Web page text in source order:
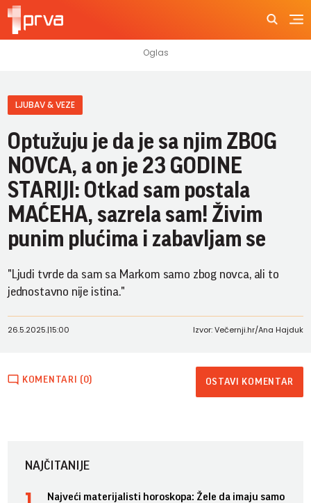
LJUBAV & VEZE
Optužuju je da je sa njim ZBOG
NOVCA, a on je 23 GODINE
STARIJI: Otkad sam postala
MAĆEHA, sazrela sam! Živim
punim plućima i zabavljam se
"Ljudi tvrde da sam sa Markom samo zbog novca, ali to
jednostavno nije istina."
26.5.2025.|15:00 Izvor: Večernji.hr/Ana Hajduk
KOMENTARI (0) OSTAVI KOMENTAR
NAJČITANIJE
Najveći materijalisti horoskopa: Žele da imaju samo